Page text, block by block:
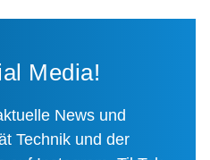
Media!
News und
Technik und der